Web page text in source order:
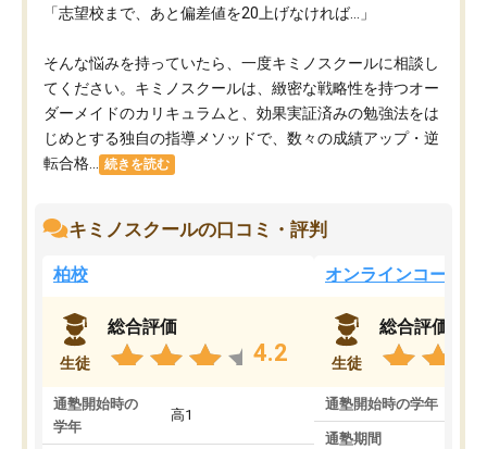
「志望校まで、あと偏差値を20上げなければ…」
そんな悩みを持っていたら、一度キミノスクールに相談し
てください。キミノスクールは、緻密な戦略性を持つオー
ダーメイドのカリキュラムと、効果実証済みの勉強法をは
じめとする独自の指導メソッドで、数々の成績アップ・逆
転合格...
続きを読む
キミノスクールの口コミ・評判
柏校
生徒
総合評価
4.2
通塾開始時の
学年
高1
オンラインコース
生徒
総合評価
通塾開始時の学年
通塾期間